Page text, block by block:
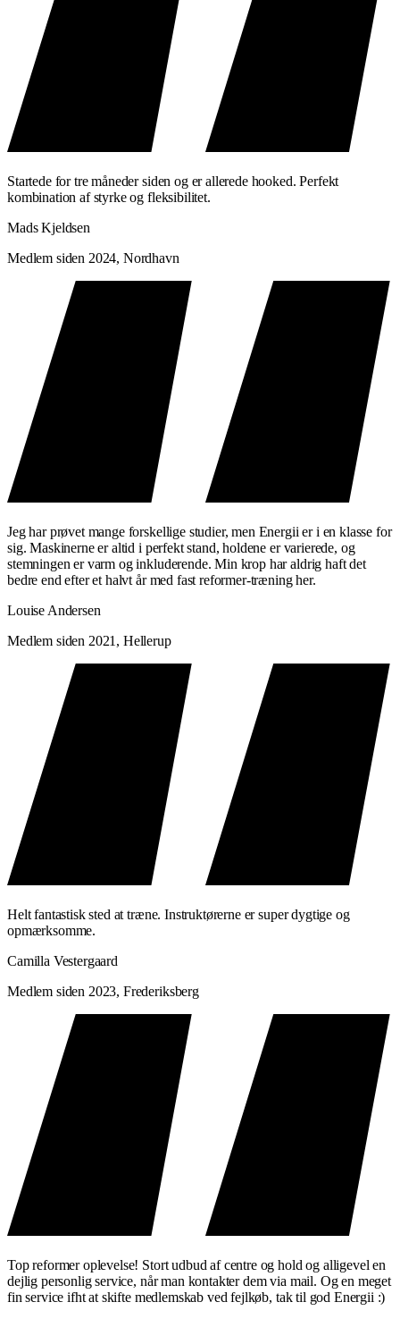
Startede for tre måneder siden og er allerede hooked. Perfekt
kombination af styrke og fleksibilitet.
Mads Kjeldsen
Medlem siden 2024, Nordhavn
Jeg har prøvet mange forskellige studier, men Energii er i en klasse for
sig. Maskinerne er altid i perfekt stand, holdene er varierede, og
stemningen er varm og inkluderende. Min krop har aldrig haft det
bedre end efter et halvt år med fast reformer-træning her.
Louise Andersen
Medlem siden 2021, Hellerup
Helt fantastisk sted at træne. Instruktørerne er super dygtige og
opmærksomme.
Camilla Vestergaard
Medlem siden 2023, Frederiksberg
Top reformer oplevelse! Stort udbud af centre og hold og alligevel en
dejlig personlig service, når man kontakter dem via mail. Og en meget
fin service ifht at skifte medlemskab ved fejlkøb, tak til god Energii :)